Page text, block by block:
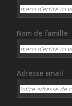
Nom de famille
Adresse email